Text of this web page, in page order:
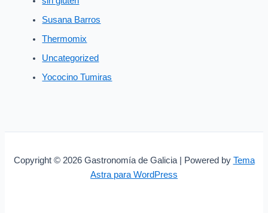
Susana Barros
Thermomix
Uncategorized
Yococino Tumiras
Copyright © 2026 Gastronomía de Galicia | Powered by Tema
Astra para WordPress